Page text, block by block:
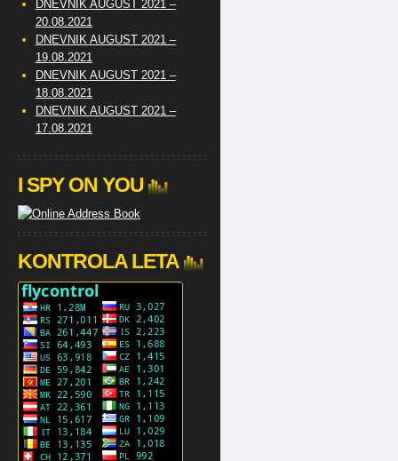
DNEVNIK AUGUST 2021 –
20.08.2021
DNEVNIK AUGUST 2021 –
19.08.2021
DNEVNIK AUGUST 2021 –
18.08.2021
DNEVNIK AUGUST 2021 –
17.08.2021
I SPY ON YOU
KONTROLA LETA